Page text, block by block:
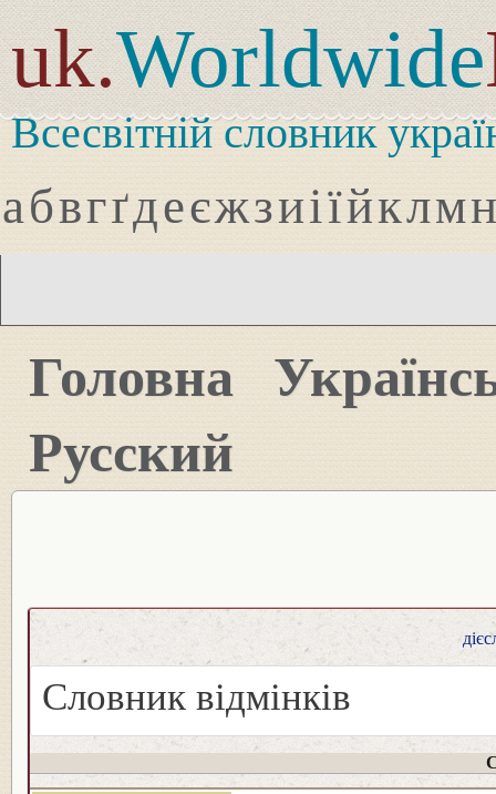
uk.Worldwide
Всесвітній словник
абвгґдеєжзиіїйклмн
Головна
Русский
Словник відмінків